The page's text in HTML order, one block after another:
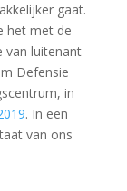
gaat.
het met de
van luitenant-
Defensie
in
. In een
van ons